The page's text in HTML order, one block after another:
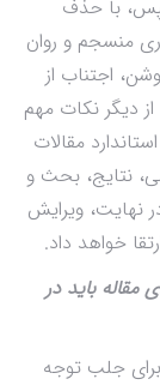
با حذف
منسجم و روان
اجتناب از
دیگر نکات مهم
مقالات
نتایج، بحث و
نهایت، ویرایش
خواهد داد.
باید در
جلب توجه